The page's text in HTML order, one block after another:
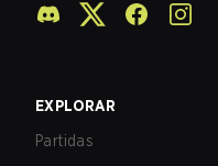
EXPLORAR
Partidas